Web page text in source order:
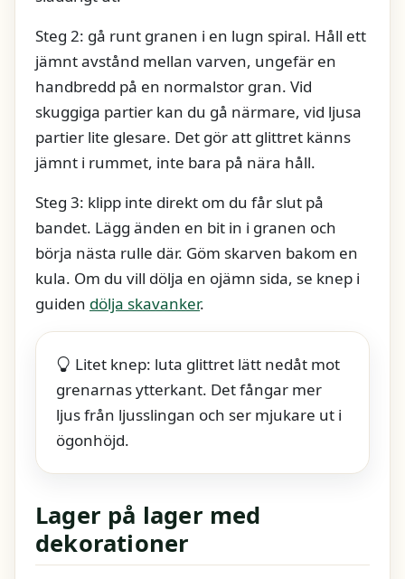
Steg 2: gå runt granen i en lugn spiral. Håll ett
jämnt avstånd mellan varven, ungefär en
handbredd på en normalstor gran. Vid
skuggiga partier kan du gå närmare, vid ljusa
partier lite glesare. Det gör att glittret känns
jämnt i rummet, inte bara på nära håll.
Steg 3: klipp inte direkt om du får slut på
bandet. Lägg änden en bit in i granen och
börja nästa rulle där. Göm skarven bakom en
kula. Om du vill dölja en ojämn sida, se knep i
guiden dölja skavanker.
Litet knep: luta glittret lätt nedåt mot
grenarnas ytterkant. Det fångar mer
ljus från ljusslingan och ser mjukare ut i
ögonhöjd.
Lager på lager med
dekorationer